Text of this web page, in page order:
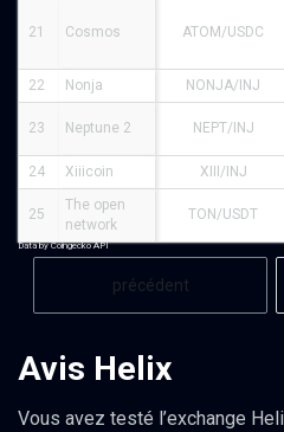
précédent
21 Cosmos ATOM/USDC
22
Nonja NONJA/INJ
23 Neptune 2 NEPT/INJ
24
Xiiicoin XIII/INJ
25
The open
network
TON/USDT
Data by Coingecko API
Avis Helix
Vous avez testé l’exchange